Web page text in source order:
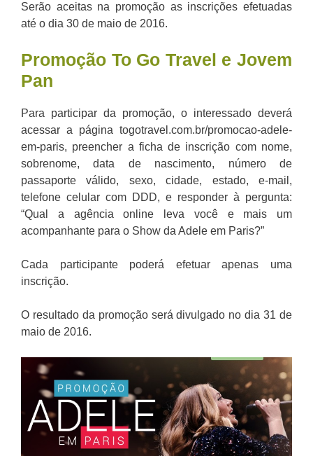
Serão aceitas na promoção as inscrições efetuadas
até o dia 30 de maio de 2016.
Promoção To Go Travel e Jovem
Pan
Para participar da promoção, o interessado deverá
acessar a página togotravel.com.br/promocao-adele-
em-paris, preencher a ficha de inscrição com nome,
sobrenome, data de nascimento, número de
passaporte válido, sexo, cidade, estado, e-mail,
telefone celular com DDD, e responder à pergunta:
“Qual a agência online leva você e mais um
acompanhante para o Show da Adele em Paris?”
Cada participante poderá efetuar apenas uma
inscrição.
O resultado da promoção será divulgado no dia 31 de
maio de 2016.